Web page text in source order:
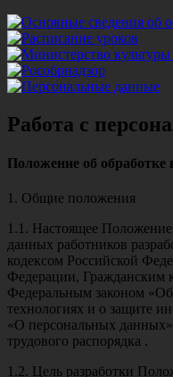
Работа с
Положение об
1. Общие положения
1.1. Настоящее
данных работников
кодексом Российской
Федерации, Гражданским
Федеральным законом
технологиях и о защите
«О персональных
трудового распорядка .
1.2. Цель разработки